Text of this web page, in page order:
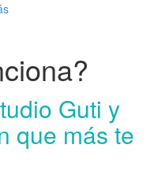
Guti y
que más te